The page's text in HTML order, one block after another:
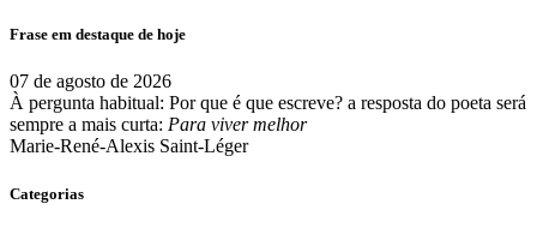
Frase em destaque de hoje
07 de agosto de 2026
À pergunta habitual: Por que é que escreve? a resposta do poeta será
sempre a mais curta: Para viver melhor
Marie-René-Alexis Saint-Léger
Categorias